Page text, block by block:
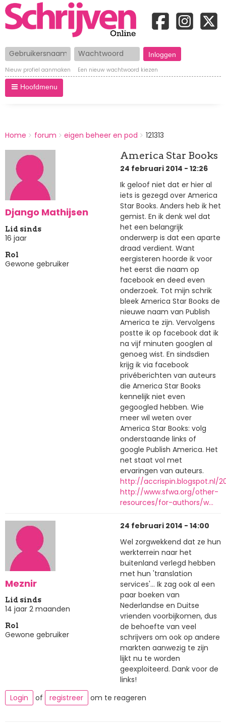
Gebruikersnaam Wachtwoord
Nieuw profiel aanmaken Een nieuw wachtwoord kiezen
Hoofdmenu
BREADCRUMBS
You
here:
Home forum eigen beheer en pod 121313
Django Mathijsen
Lid sinds
16 jaar
Rol
Gewone gebruiker
America Star Books
24 februari 2014 - 12:26
Ik geloof niet dat er hier al
iets is gezegd over America
Star Books. Anders heb ik het
gemist. En ik denk wel dat
het een belangrijk
onderwerp is dat een aparte
draad verdient. Want
eergisteren hoorde ik voor
het eerst die naam op
facebook en deed even
onderzoek. Tot mijn schrik
bleek America Star Books de
nieuwe naam van Publish
America te zijn. Vervolgens
postte ik op facebook dat ik
na vijf minuten googlen al
genoeg wist. En sindsdien
krijg ik via facebook
privéberichten van auteurs
die America Star Books
kennelijk niet even
gegoogled hebben. Wie
meer wil weten over
America Star Books: volg
onderstaande links of
google Publish America. Het
net staat vol met
ervaringen van auteurs.
http://accrispin.blogspot.nl/
http://www.sfwa.org/other-
resources/for-authors/w…
Meznir
Lid sinds
14 jaar 2 maanden
Rol
Gewone gebruiker
24 februari 2014 - 14:00
Wel zorgwekkend dat ze hun
werkterrein naar het
buitenland verlegd hebben
met hun 'translation
services'... Ik zag ook al een
paar boeken van
Nederlandse en Duitse
vrienden voorbijkomen, dus
de behoefte van veel
schrijvers om ook op andere
markten aanwezig te zijn
lijkt nu te worden
geexploiteerd. Dank voor de
links!
Login
of registreer om te reageren